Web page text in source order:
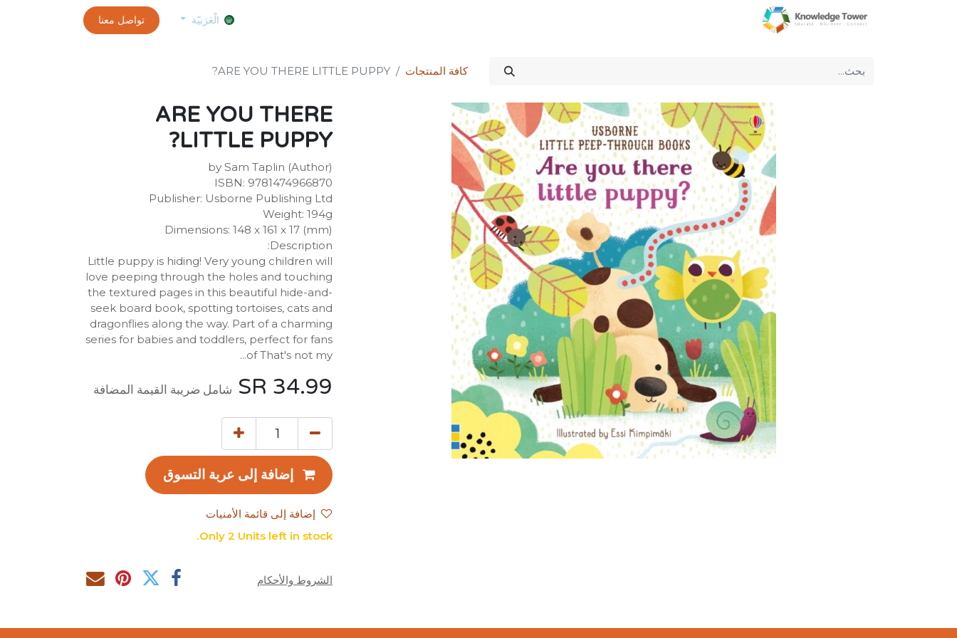
exams and certificates test
customer-info الْعَرَبيّة تواصل معنا
كافة المنتجات ARE YOU THERE LITTLE PUPPY?
ARE YOU THERE
LITTLE PUPPY?
by Sam Taplin (Author)
ISBN: 9781474966870
Publisher: Usborne Publishing Ltd
Weight: 194g
Dimensions: 148 x 161 x 17 (mm)
Description:
Little puppy is hiding! Very young children will
love peeping through the holes and touching
the textured pages in this beautiful hide-and-
seek board book, spotting tortoises, cats and
dragonflies along the way. Part of a charming
series for babies and toddlers, perfect for fans
of That's not my...
34.99 شامل ضريبة القيمة المضافة
إضافة إلى عربة التسوق
إضافة إلى قائمة الأمنيات
Only 2 Units left in stock.
الشروط والأحكام